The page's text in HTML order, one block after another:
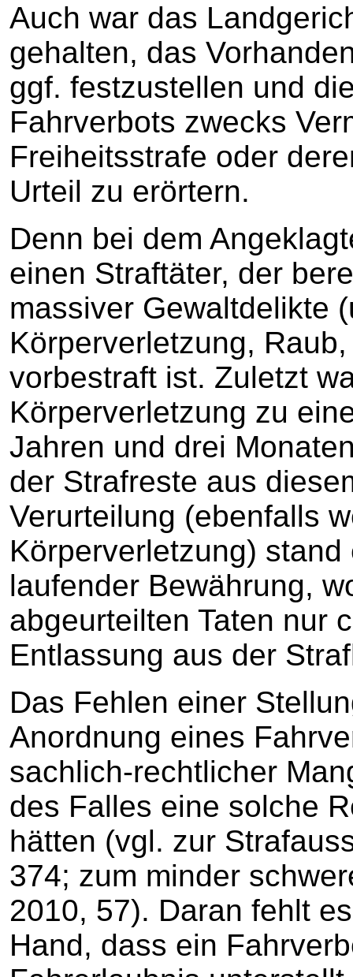
Auch war das
gehalten, das
ggf. festzustellen und
Fahrverbots zwecks
Freiheitsstrafe oder
Urteil zu erörtern.
Denn bei dem
einen Straftäter, der
massiver Gewaltdelikte
Körperverletzung,
vorbestraft ist. Zuletzt
Körperverletzung zu
Jahren und drei
der Strafreste aus
Verurteilung (ebenfalls
Körperverletzung)
laufender Bewährung,
abgeurteilten Taten nur
Entlassung aus der
Das Fehlen einer
Anordnung eines
sachlich-rechtlicher
des Falles eine solche
hätten (vgl. zur
374; zum minder
2010, 57). Daran fehlt
Hand, dass ein